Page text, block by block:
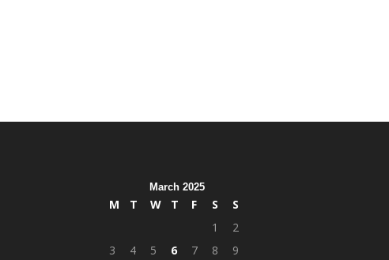
March 2025
M T W T F S
S
1
2
3
4 5 6 7 8
9